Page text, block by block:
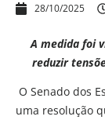
28/10/2025
A medida foi
reduzir
O Senado dos
uma resolução